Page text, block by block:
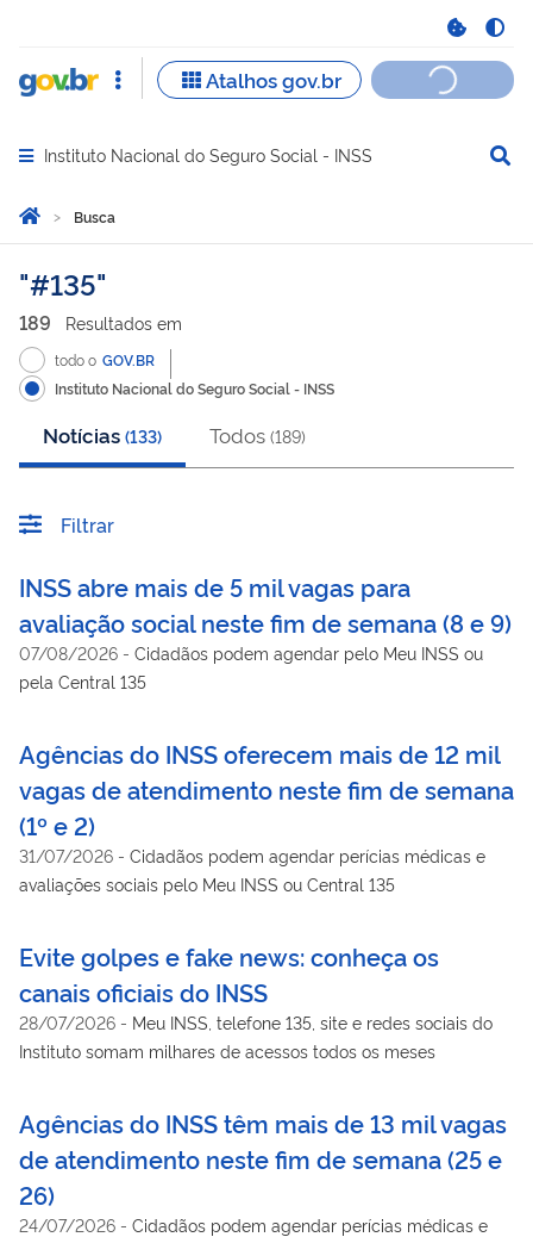
Abrir menu principal de navegação
Instituto Nacional do Seguro Social - INSS
Você está aqui:
Página Inicial
Busca
Busca
#135
189 Resultados em
todo o GOV.BR
Instituto Nacional do Seguro Social - INSS
Notícias (133) Todos (189)
Filtrar
INSS abre mais de 5 mil vagas para
avaliação social neste fim de semana (8 e 9)
07/08/2026 - Cidadãos podem agendar pelo Meu INSS ou
pela Central 135
Agências do INSS oferecem mais de 12 mil
vagas de atendimento neste fim de semana
(1º e 2)
31/07/2026 - Cidadãos podem agendar perícias médicas e
avaliações sociais pelo Meu INSS ou Central 135
Evite golpes e fake news: conheça os
canais oficiais do INSS
28/07/2026 - Meu INSS, telefone 135, site e redes sociais do
Instituto somam milhares de acessos todos os meses
Agências do INSS têm mais de 13 mil vagas
de atendimento neste fim de semana (25 e
26)
24/07/2026 - Cidadãos podem agendar perícias médicas e